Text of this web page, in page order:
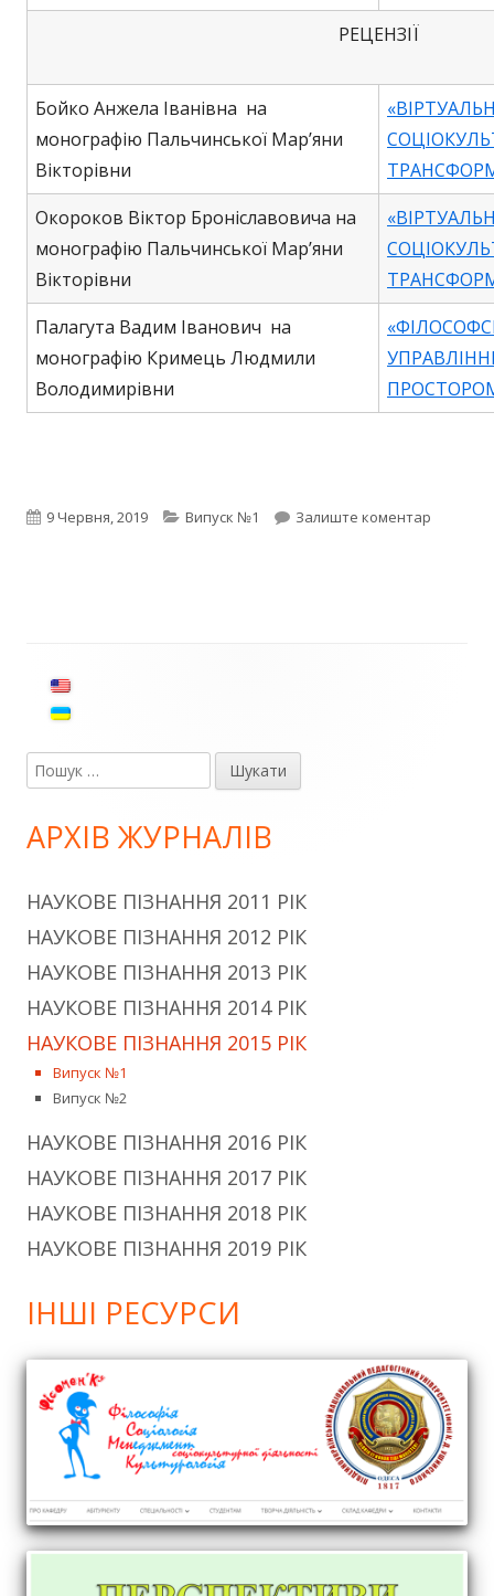
РЕЦЕНЗІЇ
Бойко Анжела Іванівна на
монографію Пальчинської Мар’яни
Вікторівни
Окороков Віктор Броніславовича на
монографію Пальчинської Мар’яни
Вікторівни
Палагута Вадим Іванович на
монографію Кримець Людмили
Володимирівни
Опубліковано
9 Червня, 2019 Категорії
Випуск №1 Залиште коментар
Головний
Пошук:
АРХІВ ЖУРНАЛІВ
НАУКОВЕ ПІЗНАННЯ 2011 РІК
НАУКОВЕ ПІЗНАННЯ 2012 РІК
НАУКОВЕ ПІЗНАННЯ 2013 РІК
НАУКОВЕ ПІЗНАННЯ 2014 РІК
НАУКОВЕ ПІЗНАННЯ 2015 РІК
Випуск №1
Випуск №2
НАУКОВЕ ПІЗНАННЯ 2016 РІК
НАУКОВЕ ПІЗНАННЯ 2017 РІК
НАУКОВЕ ПІЗНАННЯ 2018 РІК
НАУКОВЕ ПІЗНАННЯ 2019 РІК
ІНШІ РЕСУРСИ